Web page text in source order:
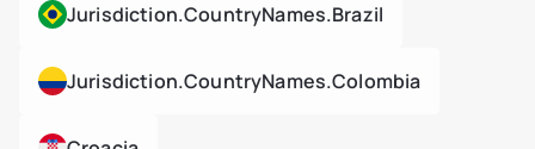
Jurisdiction.countryNames.brazil
Jurisdiction.countryNames.colombia